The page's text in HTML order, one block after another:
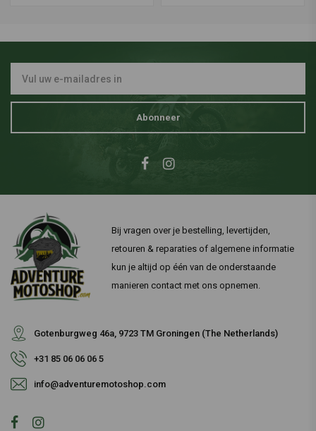
Abonneer
Bij vragen over je bestelling, levertijden,
retouren & reparaties of algemene informatie
kun je altijd op één van de onderstaande
manieren contact met ons opnemen.
Gotenburgweg 46a, 9723 TM Groningen (The Netherlands)
+31 85 06 06 06 5
info@adventuremotoshop.com